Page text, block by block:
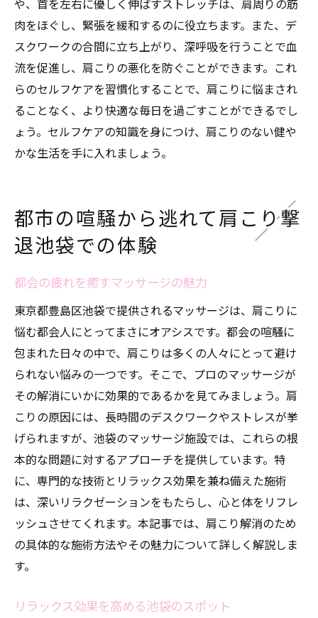
や、首を左右に優しく伸ばすストレッチは、肩周りの筋
肉をほぐし、緊張を緩和するのに役立ちます。また、デ
スクワークの合間に立ち上がり、深呼吸を行うことで血
流を促進し、肩こりの悪化を防ぐことができます。これ
らのセルフケアを習慣化することで、肩こりに悩まされ
ることなく、より快適な毎日を過ごすことができるでし
ょう。セルフケアの知識を身につけ、肩こりのない健や
かな生活を手に入れましょう。
都市の喧騒から逃れて肩こり撃
退池袋での体験
都会の疲れを癒すマッサージの魅力
東京都豊島区池袋で提供されるマッサージは、肩こりに
悩む都会人にとってまさにオアシスです。都会の喧騒に
包まれた日々の中で、肩こりは多くの人々にとって避け
られない悩みの一つです。そこで、プロのマッサージが
その解消にいかに効果的であるかを見てみましょう。肩
こりの原因には、長時間のデスクワークやストレスが挙
げられますが、池袋のマッサージ施設では、これらの根
本的な問題に対するアプローチを提供しています。特
に、専門的な技術とリラックス効果を兼ね備えた施術
は、深いリラクゼーションをもたらし、心と体をリフレ
ッシュさせてくれます。本記事では、肩こり解消のため
の具体的な施術方法やその魅力について詳しく解説しま
す。
リラックス効果を高める池袋のスポット